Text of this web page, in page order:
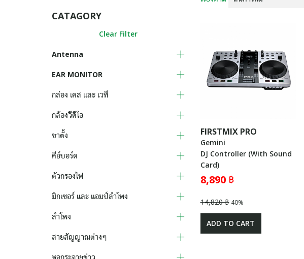
CATAGORY
Clear Filter
Antenna
EAR MONITOR
กล่อง เคส และ เวที
กล้องวีดีโอ
ขาตั้ง
คีย์บอร์ด
ตัวกรองไฟ
มิกเซอร์ และ แอมป์ลำโพง
ลำโพง
สายสัญญาณต่างๆ
FIRSTMIX PRO
Gemini
DJ Controller (With Sound
Card)
8,890 ฿
14,820 ฿40%
ADD TO CART